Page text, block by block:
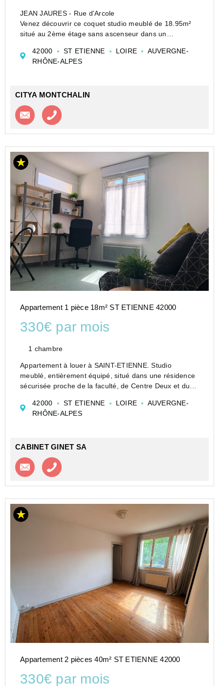
JEAN JAURES - Rue d'Arcole
Venez découvrir ce coquet studio meublé de 18.95m²
situé au 2ème étage sans ascenseur dans un
Côté « secteur », il se situe en Hyper centre-ville, à
seulement 10 mètres de la Place Jean Jau...
42000 ST ETIENNE LOIRE
AUVERGNE-
RHÔNE-ALPES
CITYA MONTCHALIN
Contacter l'agence
Appartement 1 pièce 18m² ST ETIENNE 42000
330€ par mois
1 chambre
Appartement à louer à SAINT-ETIENNE. Studio
meublé, entièrement équipé, situé dans une résidence
sécurisée proche de la faculté, de Centre Deux et du
salle de fitness, une salle détente, une laverie, une
sa...
42000 ST ETIENNE LOIRE
AUVERGNE-
RHÔNE-ALPES
CABINET GINET SA
Contacter l'agence
Appartement 2 pièces 40m² ST ETIENNE 42000
330€ par mois